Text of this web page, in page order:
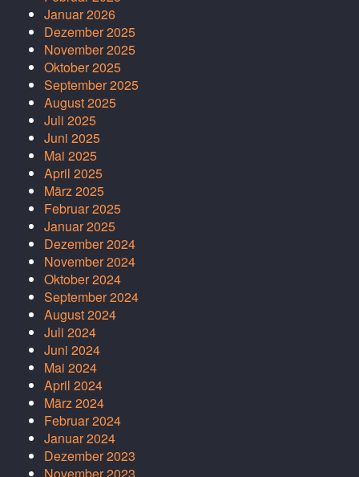
Januar 2026
Dezember 2025
November 2025
Oktober 2025
September 2025
August 2025
Juli 2025
Juni 2025
Mai 2025
April 2025
März 2025
Februar 2025
Januar 2025
Dezember 2024
November 2024
Oktober 2024
September 2024
August 2024
Juli 2024
Juni 2024
Mai 2024
April 2024
März 2024
Februar 2024
Januar 2024
Dezember 2023